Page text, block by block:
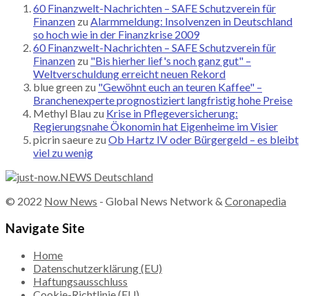
60 Finanzwelt-Nachrichten – SAFE Schutzverein für
Finanzen zu Alarmmeldung: Insolvenzen in Deutschland
so hoch wie in der Finanzkrise 2009
60 Finanzwelt-Nachrichten – SAFE Schutzverein für
Finanzen zu "Bis hierher lief's noch ganz gut" –
Weltverschuldung erreicht neuen Rekord
blue green zu "Gewöhnt euch an teuren Kaffee" –
Branchenexperte prognostiziert langfristig hohe Preise
Methyl Blau zu Krise in Pflegeversicherung:
Regierungsnahe Ökonomin hat Eigenheime im Visier
picrin saeure zu Ob Hartz IV oder Bürgergeld – es bleibt
viel zu wenig
© 2022 Now News - Global News Network & Coronapedia
Navigate Site
Home
Datenschutzerklärung (EU)
Haftungsausschluss